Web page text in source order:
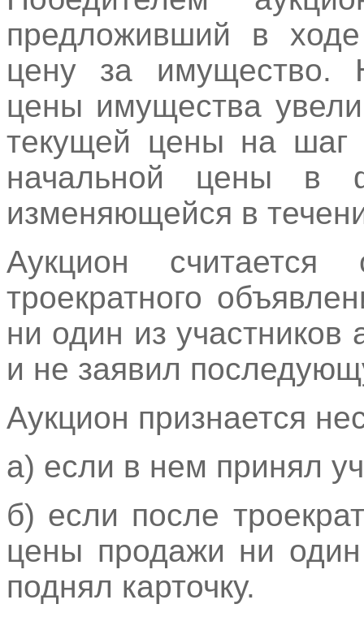
предложивший в
цену за имущество.
цены имущества
текущей цены на шаг
начальной цены в
изменяющейся в
Аукцион
троекратного
ни один из участников
и не заявил
Аукцион признается
а) если в нем принял
б) если после
цены продажи ни один
поднял карточку.